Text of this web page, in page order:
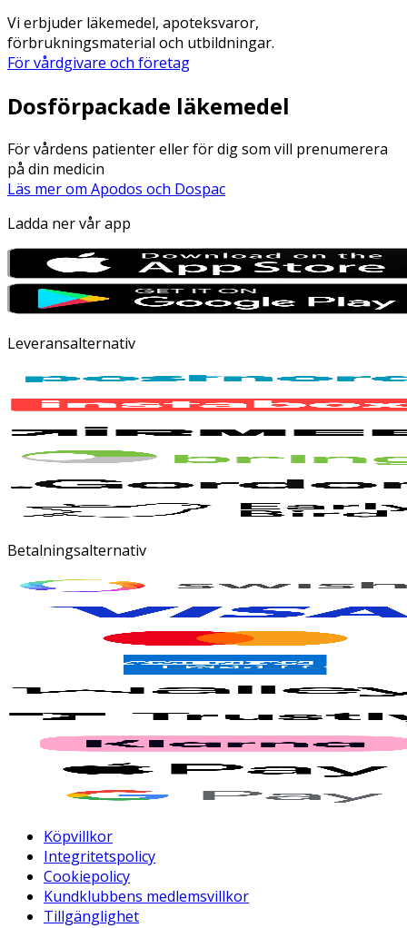
Vi erbjuder läkemedel, apoteksvaror,
förbrukningsmaterial och utbildningar.
För vårdgivare och företag
Dosförpackade läkemedel
För vårdens patienter eller för dig som vill prenumerera
på din medicin
Läs mer om Apodos och Dospac
Ladda ner vår app
Leveransalternativ
Betalningsalternativ
Köpvillkor
Integritetspolicy
Cookiepolicy
Kundklubbens medlemsvillkor
Tillgänglighet